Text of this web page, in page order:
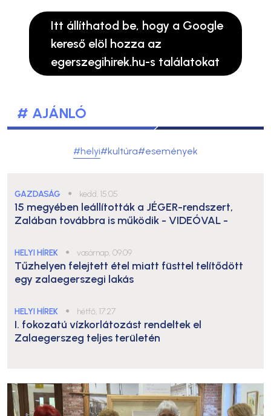
Itt állíthatod be, hogy a Google
kereső elöl hozza az
egerszegihirek.hu-s találatokat
# AJÁNLÓ
#helyi#kultúra#események
GAZDASÁG ● kedd, 15:05
15 megyében leállították a JÉGER-rendszert,
Zalában továbbra is működik - VIDEÓVAL -
HELYI HÍREK ● vasárnap, 09:09
Tűzhelyen felejtett étel miatt füsttel telítődött
egy zalaegerszegi lakás
HELYI HÍREK ● hétfő, 17:27
I. fokozatú vízkorlátozást rendeltek el
Zalaegerszeg teljes területén